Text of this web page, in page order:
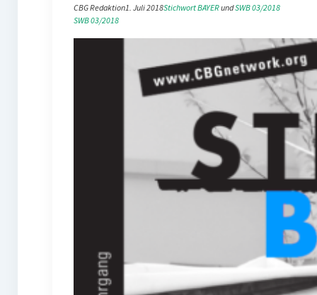
CBG Redaktion1. Juli 2018Stichwort BAYER und SWB 03/2018
SWB 03/2018